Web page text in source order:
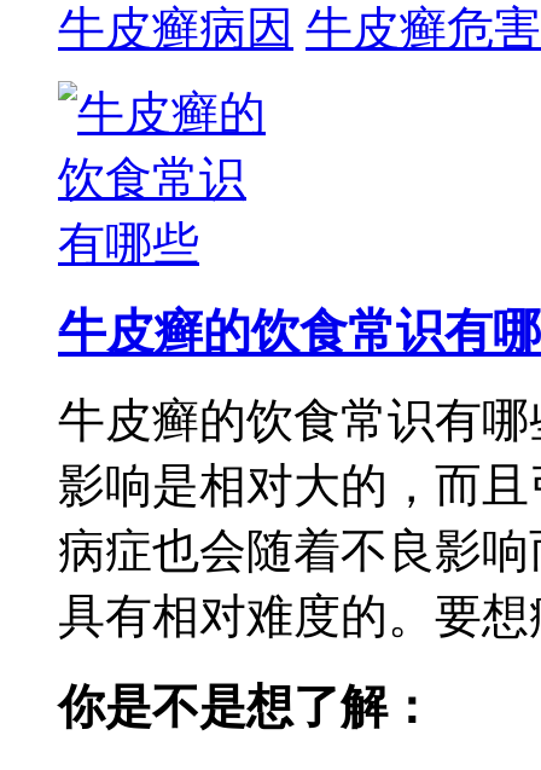
牛皮癣病因 牛皮癣危害
牛皮癣的饮食常识有哪
牛皮癣的饮食常识有
影响是相对大的，而
病症也会随着不良影
具有相对难度的。要
你是不是想了解：